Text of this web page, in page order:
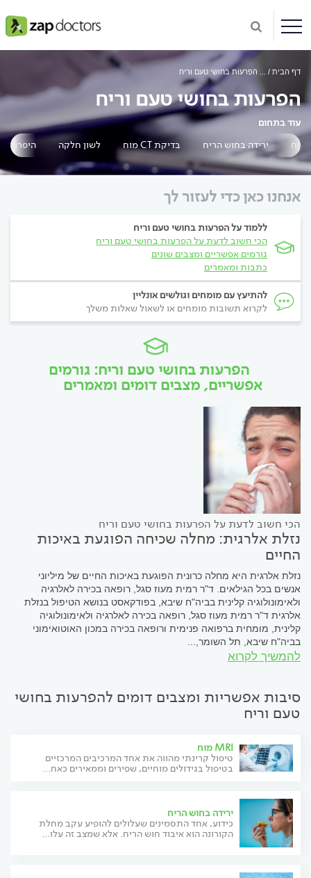
דף הבית הפרעות בחושי טעם וריח
הפרעות בחושי טעם וריח
עוד בתחום
ירידה בחוש הריח בדיקת CT מוח לשון חלקה
אנחנו כאן כדי לעזור לך
ללמוד על הפרעות בחושי טעם וריח
הכי חשוב לדעת על הפרעות בחושי טעם וריח
גורמים אפשריים ומצבים שונים
כתבות ומאמרים
להתיעץ עם מומחים וגולשים אונליין
לקרוא תשובות מומחים או לשאול שאלות משלך
הפרעות בחושי טעם וריח: גורמים
אפשריים, מצבים דומים ומאמרים
הכי חשוב לדעת על הפרעות בחושי טעם וריח
נזלת אלרגית: מחלה שכיחה הפוגעת באיכות
החיים
נזלת אלרגית היא מחלה כרונית הפוגעת באיכות החיים של מיליוני
אנשים בכל הגילאים. ד"ר רמית מעוז סגל, רופאה בכירה לאלרגיה
ולאימונולוגיה קלינית בביה"ח שיבא, בפודקאסט בנושא הטיפול בנזלת
אלרגית ד"ר רמית מעוז סגל, רופאה בכירה לאלרגיה ולאימונולוגיה
קלינית, מומחית ברפואה פנימית ורופאה בכירה במכון האוטואימוני
בביה"ח שיבא, תל השומר,...
להמשיך לקרוא
סיבות אפשריות ומצבים דומים להפרעות בחושי
טעם וריח
MRI מוח
טיפול קרינתי מהווה את אחד המרכיבים המרכזיים
בטיפול בגידולים מוחיים, שפירים וממאירים כאח...
ירידה בחוש הריח
כידוע, אחד התסמינים שעלולים להופיע עקב מחלת
הקורונה הוא איבוד חוש הריח. אלא שמצב זה עלו...